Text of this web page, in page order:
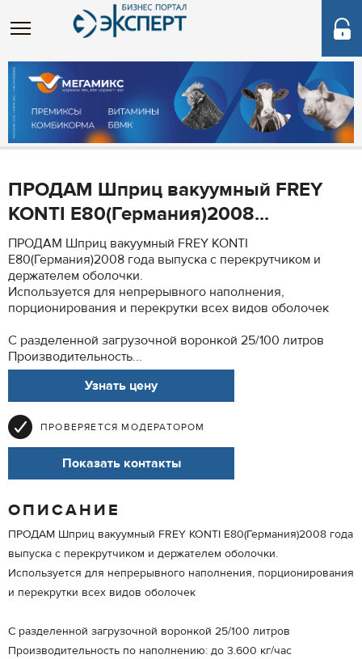
ПРОДАМ Шприц вакуумный FREY
KONTI Е80(Германия)2008...
ПРОДАМ Шприц вакуумный FREY KONTI
Е80(Германия)2008 года выпуска с перекрутчиком и
держателем оболочки.
Используется для непрерывного наполнения,
порционирования и перекрутки всех видов оболочек
С разделенной загрузочной воронкой 25/100 литров
Производительность...
Узнать цену
ПРОВЕРЯЕТСЯ МОДЕРАТОРОМ
Показать контакты
ОПИСАНИЕ
ПРОДАМ Шприц вакуумный FREY KONTI Е80(Германия)2008 года
выпуска с перекрутчиком и держателем оболочки.
Используется для непрерывного наполнения, порционирования
и перекрутки всех видов оболочек
С разделенной загрузочной воронкой 25/100 литров
Производительность по наполнению: до 3.600 кг/час